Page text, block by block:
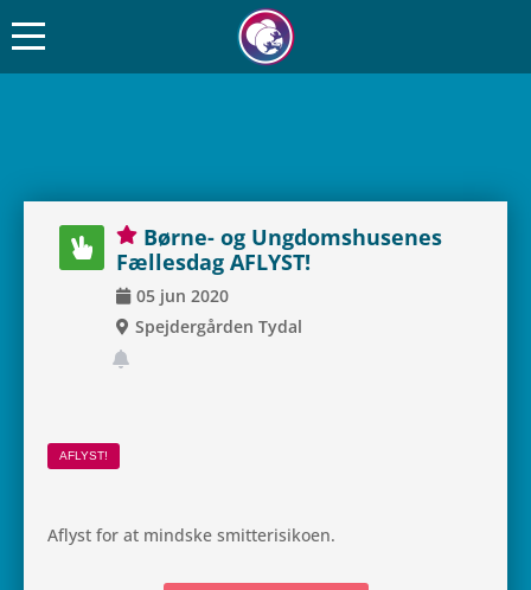
Børne- og Ung­doms­hu­se­nes
Fæl­les­dag AFLYST!
05 jun 2020
Spej­der­går­den Tydal
AFLYST!
Aflyst for at mind­ske smitterisikoen.